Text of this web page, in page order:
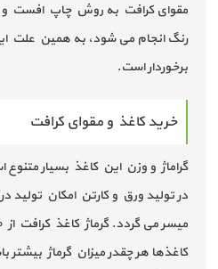
مقوای کرافت به روش چاپ افست و
رنگ انجام می شود، به همین علت
برخوردار است.
خرید کاغذ و مقوای کرافت
گراماژ و وزن این کاغذ بسیار
کاغذها هر چقدر میزان گرماژ بیشتر